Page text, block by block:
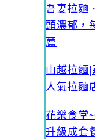
吾妻拉麵
頭濃郁，
薦
山越拉麵|
人氣拉麵
花樂食堂
升級成套